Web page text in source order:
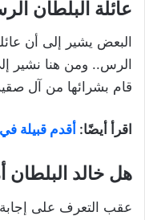
عائلة البلطان
البعض يشير إلى أن
الرس.. ومن هنا نشير
قام بشرائها من آل صقية..
اقرأ أيضًا: أقدم قبيلة
هل خالد البلطان
عقب التعرف على إجابة